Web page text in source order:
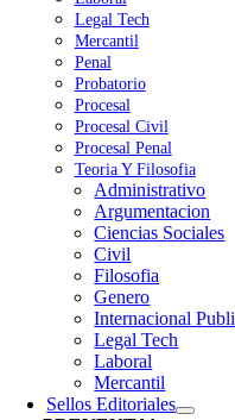
Legal Tech
Mercantil
Penal
Probatorio
Procesal
Procesal Civil
Procesal Penal
Teoria Y Filosofia
Administrativo
Argumentacion
Ciencias Sociales
Civil
Filosofia
Genero
Internacional
Legal Tech
Laboral
Mercantil
Sellos Editoriales